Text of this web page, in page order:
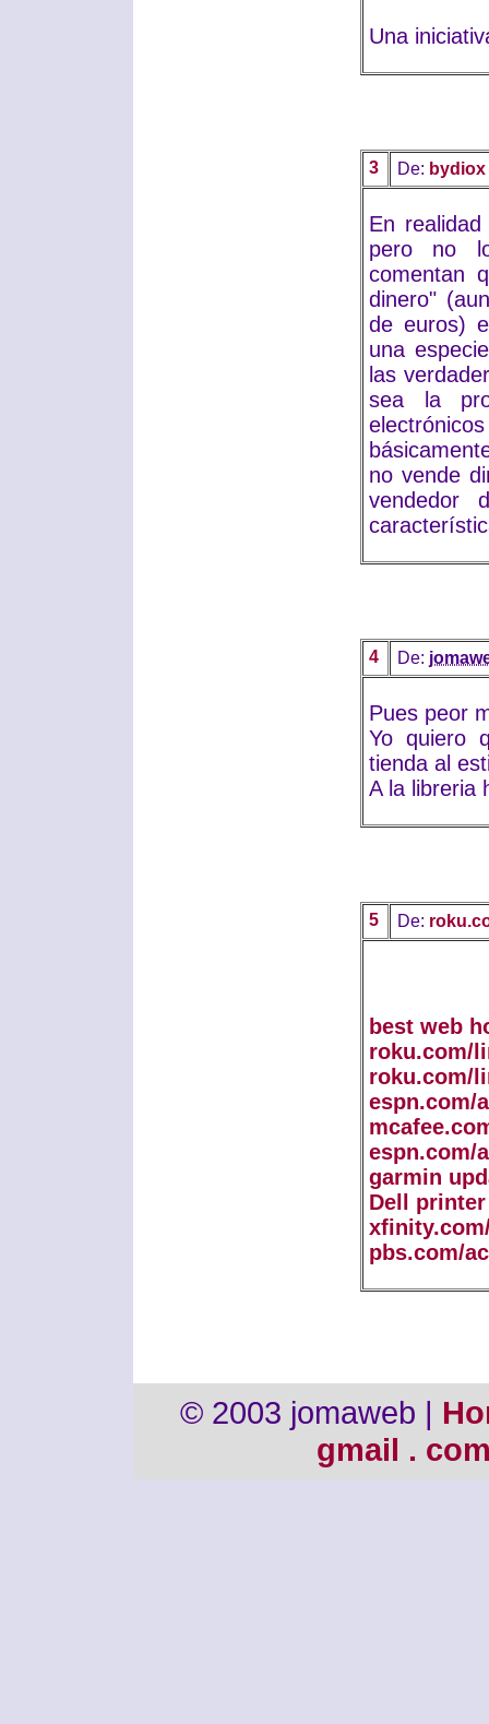
Una
3 De: bydiox
En
pero no
comentan
dinero"
de euros)
una
las
sea la
no vende
vendedor
4 De:
Pues peor
Yo quiero
tienda al
A la libreria
5 De:
best web
roku.com/
roku.com/
espn.com/
espn.com/
garmin
Dell
pbs.com/
© 2003 jomaweb |
gmail .